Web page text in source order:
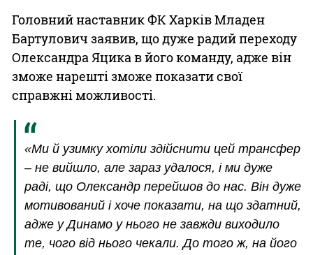
Головний наставник ФК Харків Младен
Бартулович заявив, що дуже радий переходу
Олександра Яцика в його команду, адже він
зможе нарешті зможе показати свої
справжні можливості.
«Ми й узимку хотіли здійснити цей трансфер
– не вийшло, але зараз удалося, і ми дуже
раді, що Олександр перейшов до нас. Він дуже
мотивований і хоче показати, на що здатний,
адже у Динамо у нього не завжди виходило
те, чого від нього чекали. До того ж, на його